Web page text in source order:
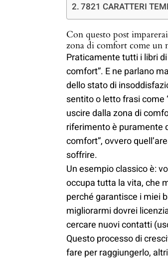
7821 CARATTERI
Con questo post
zona di comfort come
Praticamente tutti i libri
comfort”. E ne parlano
dello stato di
sentito o letto frasi come
uscire dalla zona di
riferimento è puramente
comfort”, ovvero
soffrire.
Un esempio classico è:
occupa tutta la vita, che
perché garantisce i miei
migliorarmi dovrei
cercare nuovi contatti
Questo processo di
fare per raggiungerlo,